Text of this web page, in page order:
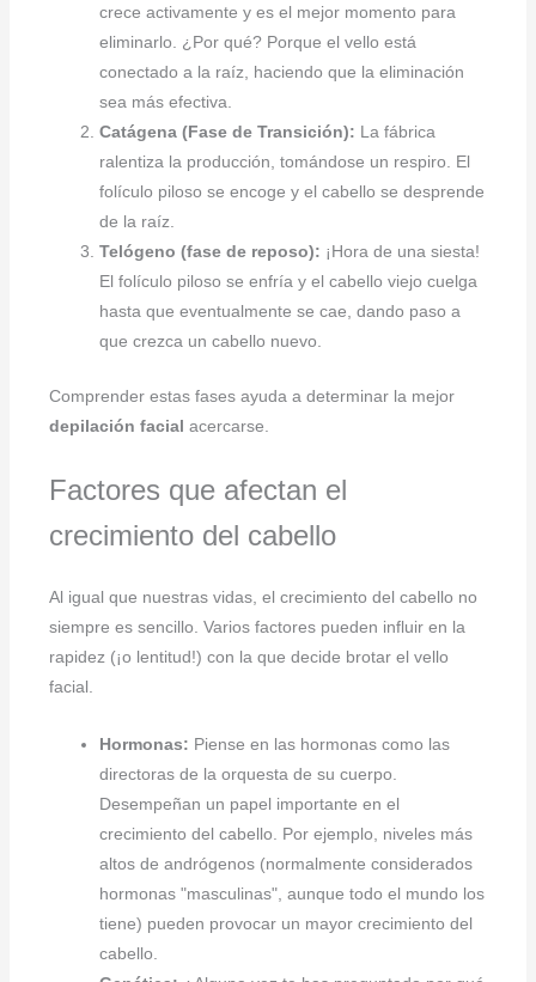
crece activamente y es el mejor momento para
eliminarlo. ¿Por qué? Porque el vello está
conectado a la raíz, haciendo que la eliminación
sea más efectiva.
Catágena (Fase de Transición): La fábrica
ralentiza la producción, tomándose un respiro. El
folículo piloso se encoge y el cabello se desprende
de la raíz.
Telógeno (fase de reposo): ¡Hora de una siesta!
El folículo piloso se enfría y el cabello viejo cuelga
hasta que eventualmente se cae, dando paso a
que crezca un cabello nuevo.
Comprender estas fases ayuda a determinar la mejor
depilación facial acercarse.
Factores que afectan el
crecimiento del cabello
Al igual que nuestras vidas, el crecimiento del cabello no
siempre es sencillo. Varios factores pueden influir en la
rapidez (¡o lentitud!) con la que decide brotar el vello
facial.
Hormonas: Piense en las hormonas como las
directoras de la orquesta de su cuerpo.
Desempeñan un papel importante en el
crecimiento del cabello. Por ejemplo, niveles más
altos de andrógenos (normalmente considerados
hormonas "masculinas", aunque todo el mundo los
tiene) pueden provocar un mayor crecimiento del
cabello.